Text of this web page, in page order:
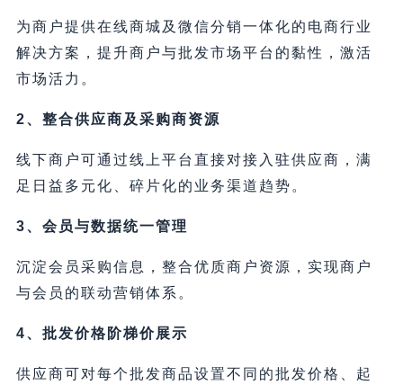
为商户提供在线商城及微信分销一体化的电商行业
解决方案，提升商户与批发市场平台的黏性，激活
市场活力。
2、整合供应商及采购商资源
线下商户可通过线上平台直接对接入驻供应商，满
足日益多元化、碎片化的业务渠道趋势。
3、会员与数据统一管理
沉淀会员采购信息，整合优质商户资源，实现商户
与会员的联动营销体系。
4、批发价格阶梯价展示
供应商可对每个批发商品设置不同的批发价格、起